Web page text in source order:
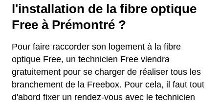
l'installation de la fibre optique
Free à Prémontré ?
Pour faire raccorder son logement à la fibre
optique Free, un technicien Free viendra
gratuitement pour se charger de réaliser tous les
branchement de la Freebox. Pour cela, il faut tout
d'abord fixer un rendez-vous avec le technicien